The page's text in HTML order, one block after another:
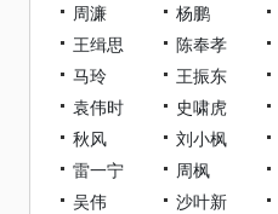
周濂
杨鹏
王缉思
陈奉孝
马玲
王振东
袁伟时
史啸虎
秋风
刘小枫
雷一宁
周枫
吴伟
沙叶新